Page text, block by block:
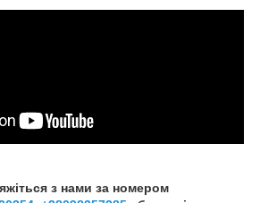
з нами за номером